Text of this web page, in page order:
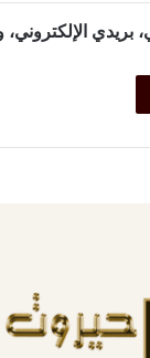
الإلكتروني،